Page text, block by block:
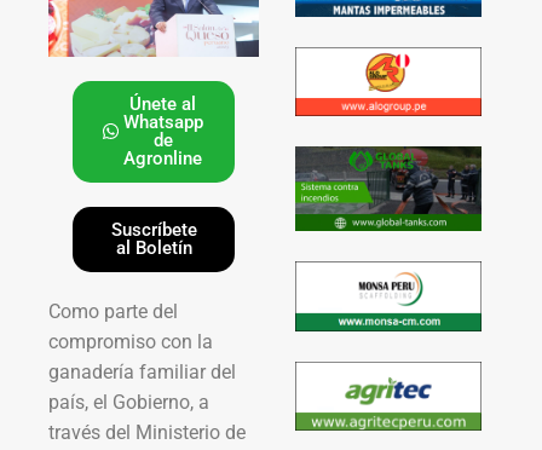
Únete al
Whatsapp
de
Agronline
Suscríbete
al Boletín
Como parte del
compromiso con la
ganadería familiar del
país, el Gobierno, a
través del Ministerio de